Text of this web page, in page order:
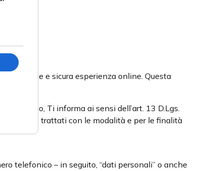
potente e sicura esperienza online. Questa
Ti informa ai sensi dell’art. 13 D.Lgs.
saranno trattati con le modalità e per le finalità
telefonico – in seguito, “dati personali” o anche